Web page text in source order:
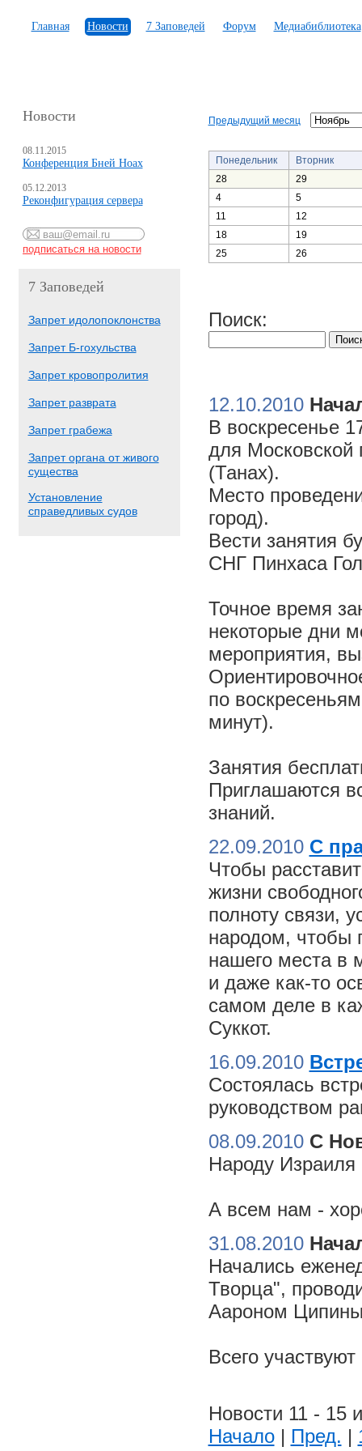
Главная Новости 7 Заповедей Форум Медиабиблиотека
Новости
08.11.2015
Конференция Бней Ноах
05.12.2013
Реконфигурация сервера
7 Заповедей
Запрет идолопоклонства
Запрет Б-гохульства
Запрет кровопролития
Запрет разврата
Запрет грабежа
Запрет органа от живого
существа
Установление
справедливых судов
Предыдущий месяц
Понедельник
Вторник
28
29
4
5
11
12
18
19
25
26
Поиск:
12.10.2010
В воскресенье
для Московской
(Танах).
Место
город).
Вести занятия
СНГ Пинхаса
Точное время
некоторые дни
мероприятия,
по
минут).
Занятия
Приглашаются
знаний.
22.09.2010 С
Чтобы
жизни
полноту связи,
народом, чтобы
нашего места в
и даже как-то
самом деле в
Суккот.
16.09.2010
Состоялась
руководством
08.09.2010 С
Народу Израиля
А всем нам -
31.08.2010
Начались
Творца",
Аароном
Всего
Новости 11 - 15
Начало| Пред. |